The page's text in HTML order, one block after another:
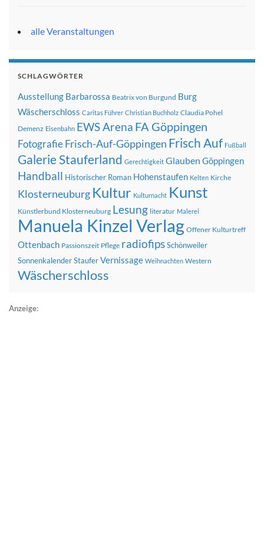
alle Veranstaltungen
SCHLAGWÖRTER
Ausstellung Barbarossa Beatrix von Burgund Burg
Wäscherschloss Caritas Führer Christian Buchholz Claudia Pohel
Demenz Eisenbahn EWS Arena FA Göppingen
FotografieFrisch-Auf-Göppingen Frisch Auf Fußball
Galerie Stauferland Gerechtigkeit Glauben Göppingen
Handball Historischer Roman Hohenstaufen Kelten Kirche
Klosterneuburg Kultur Kulturnacht Kunst
Künstlerbund Klosterneuburg Lesung literatur Malerei
Manuela Kinzel Verlag Offener Kulturtreff
Ottenbach Passionszeit Pflege radiofipsSchönweiler
SonnenkalenderStauferVernissage Weihnachten Western
Wäscherschloss
Anzeige: